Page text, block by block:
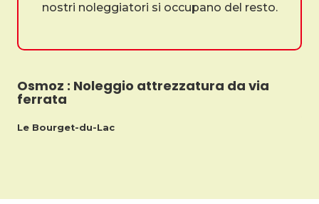
nostri noleggiatori si occupano del resto.
Osmoz : Noleggio attrezzatura da via
ferrata
Le Bourget-du-Lac